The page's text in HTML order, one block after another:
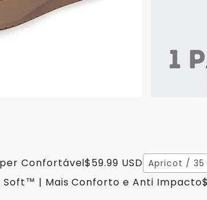
Confortável$59.99 USD Apricot / 35
Soft™ | Mais Conforto e Anti Impacto